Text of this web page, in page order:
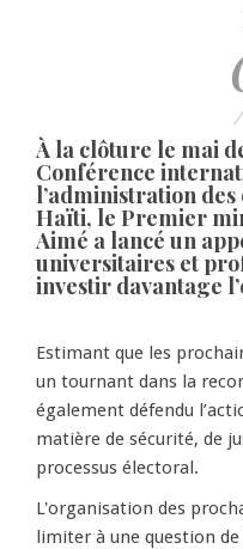
À la clôture le mai
Conférence
l’administration
Haïti, le Premier
Aimé a lancé un
universitaires et
investir davantage
Estimant que les
un tournant dans la
également défendu
matière de sécurité, de
processus électoral.
L'organisation des
limiter à une question